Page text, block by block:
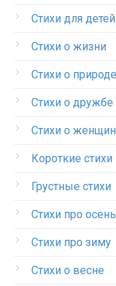
Стихи для детей
Стихи о жизни
Стихи о природе
Стихи о дружбе
Стихи о
Короткие стихи
Грустные стихи
Стихи про осень
Стихи про зиму
Стихи о весне